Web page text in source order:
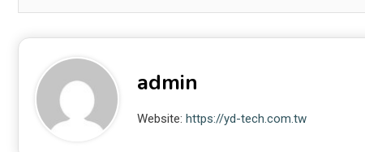
admin
Website: https://yd-tech.com.tw